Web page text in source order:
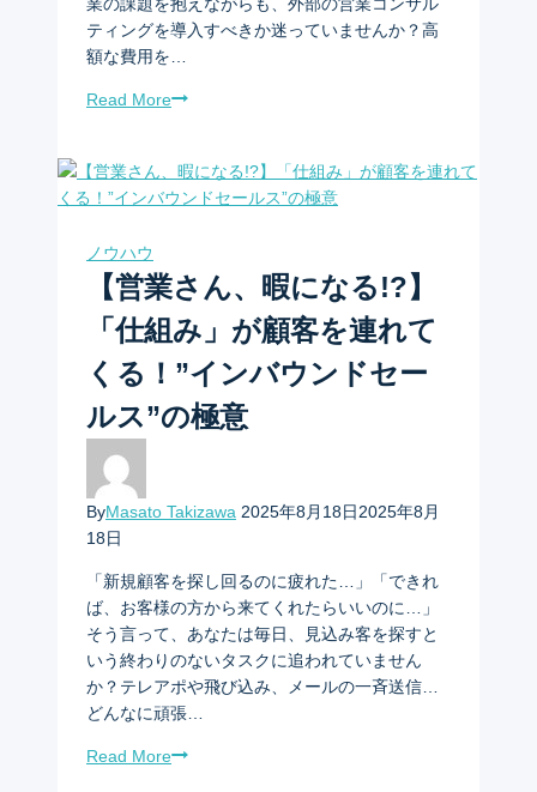
ティングを導入すべきか迷っていませんか？高
額な費用を…
Read More
ノウハウ
【営業さん、暇になる!?】
「仕組み」が顧客を連れて
くる！”インバウンドセー
ルス”の極意
ByMasato Takizawa 2025年8月18日2025年8月
18日
「新規顧客を探し回るのに疲れた…」「できれ
ば、お客様の方から来てくれたらいいのに…」
そう言って、あなたは毎日、見込み客を探すと
いう終わりのないタスクに追われていません
か？テレアポや飛び込み、メールの一斉送信…
どんなに頑張…
Read More